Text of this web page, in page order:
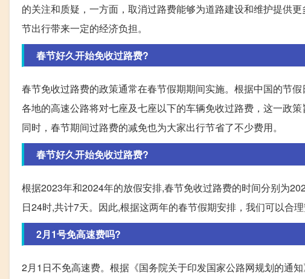
的关注和质疑，一方面，取消过路费能够为道路建设和维护提供
节出行带来一定的经济负担。
春节好久开始免收过路费?
春节免收过路费的政策通常在春节假期期间实施。根据中国的节
各地的高速公路将对七座及七座以下的车辆免收过路费，这一政
同时，春节期间过路费的减免也为大家出行节省了不少费用。
春节好久开始免收过路费?
根据2023年和2024年的放假安排,春节免收过路费的时间分别为
日24时,共计7天。因此,根据这两年的春节假期安排，我们可以合
2月1号免高速费吗?
2月1日不免高速费。根据《国务院关于印发国家公路网规划的通